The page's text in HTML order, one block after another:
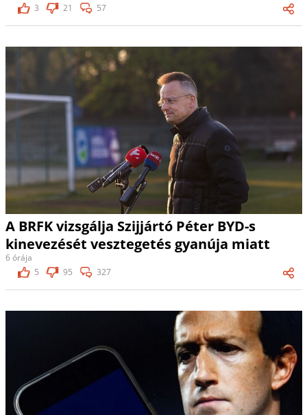
3
21 57
A BRFK vizsgálja Szijjártó Péter BYD-s
kinevezését vesztegetés gyanúja miatt
6 órája
5
95 327